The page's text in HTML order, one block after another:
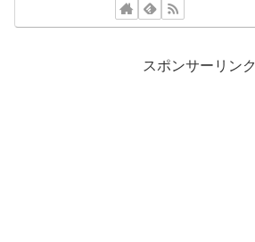
スポンサーリンク